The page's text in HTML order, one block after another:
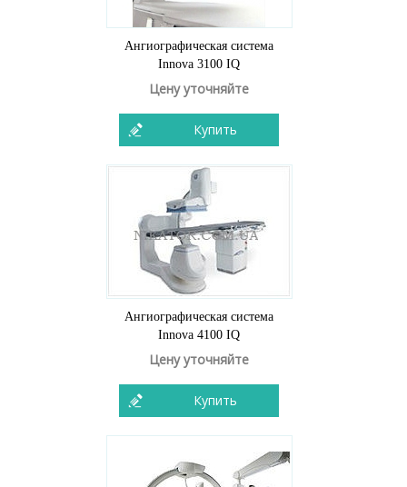
Ангиографическая система
Innova 3100 IQ
Цену уточняйте
Купить
Ангиографическая система
Innova 4100 IQ
Цену уточняйте
Купить